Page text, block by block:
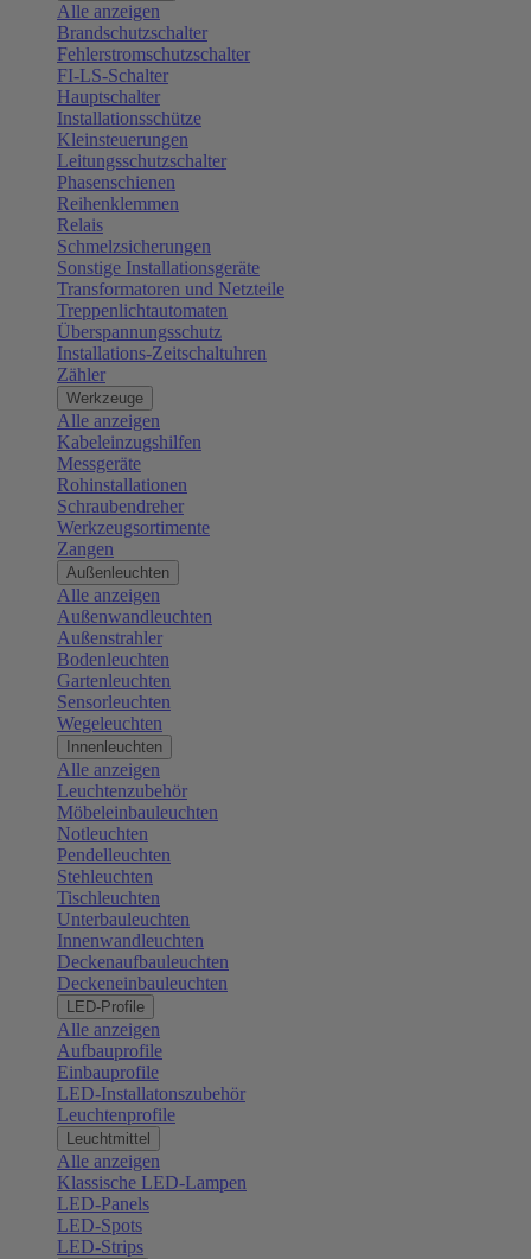
Alle anzeigen
Brandschutzschalter
Fehlerstromschutzschalter
FI-LS-Schalter
Hauptschalter
Installationsschütze
Kleinsteuerungen
Leitungsschutzschalter
Phasenschienen
Reihenklemmen
Relais
Schmelzsicherungen
Sonstige Installationsgeräte
Transformatoren und Netzteile
Treppenlichtautomaten
Überspannungsschutz
Installations-Zeitschaltuhren
Zähler
Werkzeuge
Alle anzeigen
Kabeleinzugshilfen
Messgeräte
Rohinstallationen
Schraubendreher
Werkzeugsortimente
Zangen
Außenleuchten
Alle anzeigen
Außenwandleuchten
Außenstrahler
Bodenleuchten
Gartenleuchten
Sensorleuchten
Wegeleuchten
Innenleuchten
Alle anzeigen
Leuchtenzubehör
Möbeleinbauleuchten
Notleuchten
Pendelleuchten
Stehleuchten
Tischleuchten
Unterbauleuchten
Innenwandleuchten
Deckenaufbauleuchten
Deckeneinbauleuchten
LED-Profile
Alle anzeigen
Aufbauprofile
Einbauprofile
LED-Installatonszubehör
Leuchtenprofile
Leuchtmittel
Alle anzeigen
Klassische LED-Lampen
LED-Panels
LED-Spots
LED-Strips